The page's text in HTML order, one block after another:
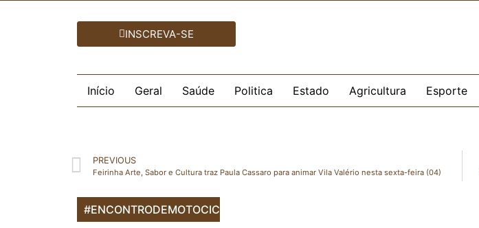
INSCREVA-SE
Início Geral Saúde Politica Estado Agricultura Esporte
PREVIOUS
Feirinha Arte, Sabor e Cultura traz Paula Cassaro para animar Vila Valério nesta sexta-feira (04)
#ENCONTRODEMOTOCICLISTAS